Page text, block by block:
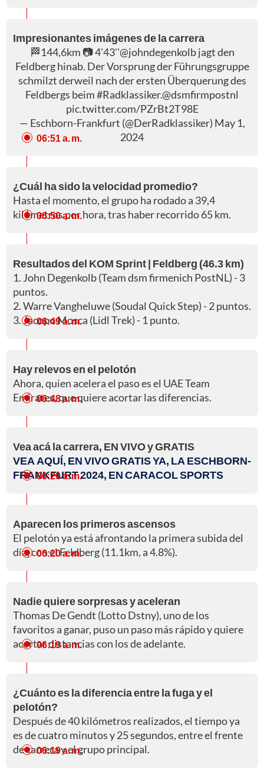
Impresionantes imágenes de la carrera
🏁144,6km 📷 4'43''@johndegenkolbjagt den
Feldberg hinab. Der Vorsprung der Führungsgruppe
schmilzt derweil nach der ersten Überquerung des
Feldbergs beim#Radklassiker.@dsmfirmpostnl
pic.twitter.com/PZrBt2T98E
— Eschborn-Frankfurt (@DerRadklassiker) May 1,
2024
06:51 a. m.
¿Cuál ha sido la velocidad promedio?
Hasta el momento, el grupo ha rodado a 39,4
kilómetros por hora, tras haber recorrido 65 km.
06:50 a. m.
Resultados del KOM Sprint | Feldberg (46.3 km)
1. John Degenkolb (Team dsm firmenich PostNL) - 3
puntos.
2. Warre Vangheluwe (Soudal Quick Step) - 2 puntos.
3. Jacopo Mosca (Lidl Trek) - 1 punto.
06:49 a. m.
Hay relevos en el pelotón
Ahora, quien acelera el paso es el UAE Team
Emirates, que quiere acortar las diferencias.
06:48 a. m.
Vea acá la carrera, EN VIVO y GRATIS
VEA AQUÍ, EN VIVO GRATIS YA, LA ESCHBORN-
FRANKFURT 2024, EN CARACOL SPORTS
06:20 a. m.
Aparecen los primeros ascensos
El pelotón ya está afrontando la primera subida del
día, con el Feldberg (11.1km, a 4.8%).
06:20 a. m.
Nadie quiere sorpresas y aceleran
Thomas De Gendt (Lotto Dstny), uno de los
favoritos a ganar, puso un paso más rápido y quiere
acortar distancias con los de adelante.
06:19 a. m.
¿Cuánto es la diferencia entre la fuga y el
pelotón?
Después de 40 kilómetros realizados, el tiempo ya
es de cuatro minutos y 25 segundos, entre el frente
de carrera y el grupo principal.
06:19 a. m.